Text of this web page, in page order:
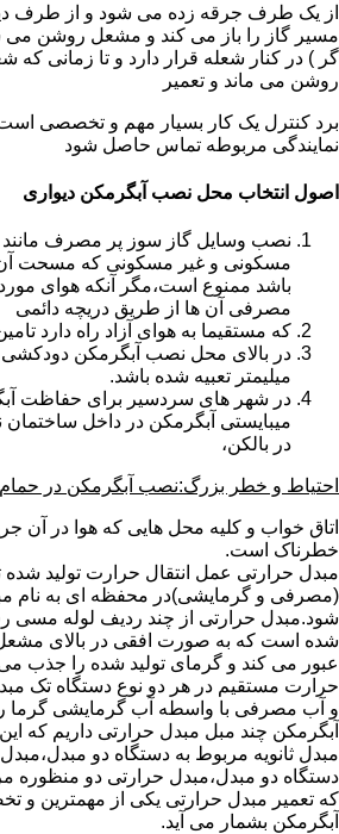
از یک طرف جرقه زده می شود و از طرف
مسیر گاز را باز می کند و مشعل روشن می
گر ) در کنار شعله قرار دارد و تا زمانی
روشن می ماند و تعمیر
برد کنترل یک کار بسیار مهم و تخصصی است
نمایندگی مربوطه تماس حاصل شود
اصول انتخاب محل نصب آبگرمکن دیواری
نصب وسایل گاز سوز پر مصرف مانند
باشد ممنوع است،مگر آنکه هوای مورد
مصرفی آن ها از طریق دریچه دائمی
که مستقیما به هوای آزاد راه دارد
میلیمتر تعبیه شده باشد.
در شهر های سردسیر برای حفاظت
میبایستی آبگرمکن در داخل
در بالکن،
احتیاط و خطر بزرگ:نصب آبگرمکن در
اتاق خواب و کلیه محل هایی که هوا در آن
خطرناک است.
مبدل حرارتی عمل انتقال حرارت تولید
(مصرفی و گرمایشی)در محفظه ای به نام
شود.مبدل حرارتی از چند ردیف لوله مسی
شده است که به صورت افقی در بالای مشعل
عبور می کند و گرمای تولید شده را جذب می
حرارت مستقیم در هر دو نوع دستگاه تک
و آب مصرفی با واسطه آب گرمایشی گرما
آبگرمکن چند مبل مبدل حرارتی داریم که این
مبدل ثانویه مربوط به دستگاه دو
دستگاه دو مبدل،مبدل حرارتی دو منظوره
که تعمیر مبدل حرارتی یکی از مهمترین و
آبگرمکن بشمار می آید.